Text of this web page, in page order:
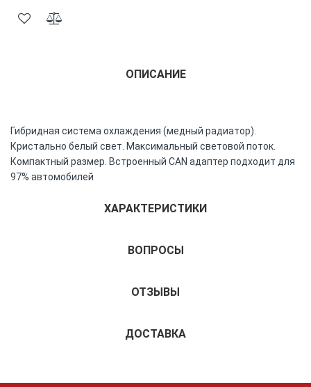
ОПИСАНИЕ
Гибридная система охлаждения (медный радиатор).
Кристально белый свет. Максимальный световой поток.
Компактный размер. Встроенный CAN адаптер подходит для
97% автомобилей
ХАРАКТЕРИСТИКИ
ВОПРОСЫ
ОТЗЫВЫ
ДОСТАВКА